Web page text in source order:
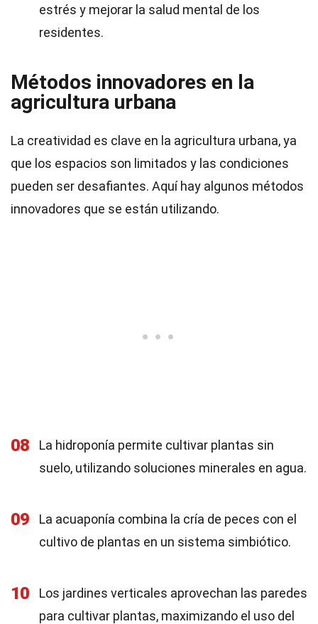
estrés y mejorar la salud mental de los
residentes.
Métodos innovadores en la
agricultura urbana
La creatividad es clave en la agricultura urbana, ya
que los espacios son limitados y las condiciones
pueden ser desafiantes. Aquí hay algunos métodos
innovadores que se están utilizando.
08
La hidroponía permite cultivar plantas sin
suelo, utilizando soluciones minerales en agua.
09
La acuaponía combina la cría de peces con el
cultivo de plantas en un sistema simbiótico.
10
Los jardines verticales aprovechan las paredes
para cultivar plantas, maximizando el uso del